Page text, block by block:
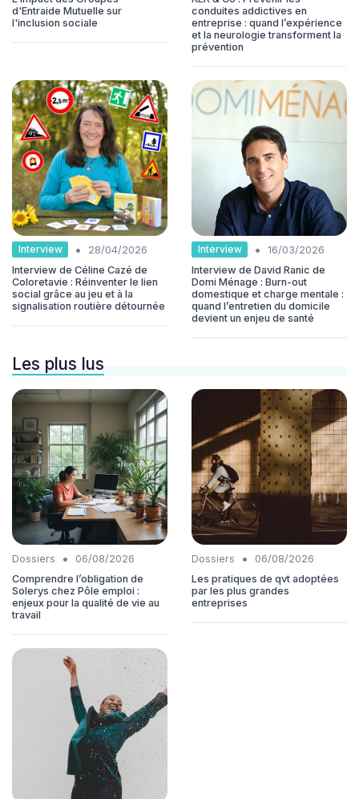
d'Entraide Mutuelle sur
l'inclusion sociale
conduites addictives en
entreprise : quand l’expérience
et la neurologie transforment la
prévention
Interview •
28/04/2026
Interview de Céline Cazé de
Coloretavie : Réinventer le lien
social grâce au jeu et à la
signalisation routière détournée
Interview •
16/03/2026
Interview de David Ranic de
Domi Ménage : Burn-out
domestique et charge mentale :
quand l’entretien du domicile
devient un enjeu de santé
Les plus lus
Dossiers •
06/08/2026
Comprendre l’obligation de
Solerys chez Pôle emploi :
enjeux pour la qualité de vie au
travail
Dossiers •
06/08/2026
Les pratiques de qvt adoptées
par les plus grandes
entreprises